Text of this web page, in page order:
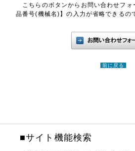
こちらのボタンからお問い合わせフォ
品番号(機械名)】の入力が省略できるの
前に戻る
■サイト機能検索